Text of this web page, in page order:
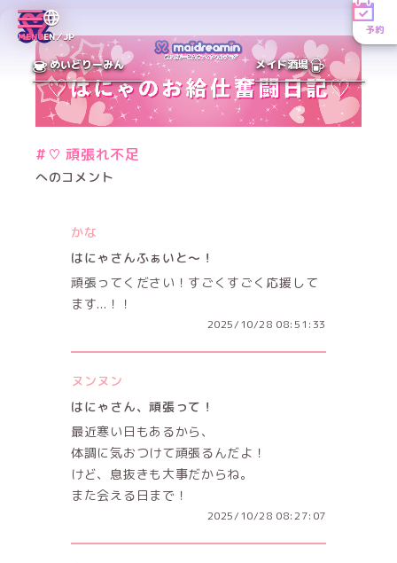
MENUEN／JP
予約
めいどりーみん メイド酒場
#♡ 頑張れ不足
へのコメント
かな
はにゃさんふぁいと〜！
頑張ってください！すごくすごく応援して
ます...！！
2025/10/28 08:51:33
ヌンヌン
はにゃさん、頑張って！
最近寒い日もあるから、
体調に気おつけて頑張るんだよ！
けど、息抜きも大事だからね。
また会える日まで！
2025/10/28 08:27:07